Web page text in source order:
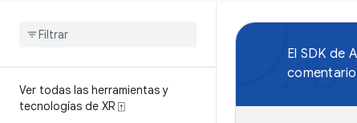
Ver todas las herramientas y
tecnologías de XR ⍐
El SDK de